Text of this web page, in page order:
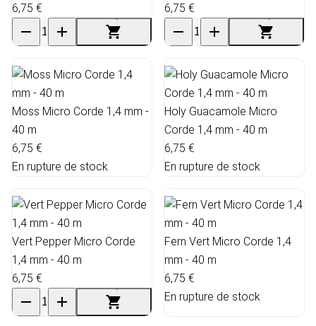
6,75 €
6,75 €
Moss Micro Corde 1,4 mm -
40 m
6,75 €
En rupture de stock
Holy Guacamole Micro
Corde 1,4 mm - 40 m
6,75 €
En rupture de stock
Vert Pepper Micro Corde
1,4 mm - 40 m
6,75 €
Fern Vert Micro Corde 1,4
mm - 40 m
6,75 €
En rupture de stock